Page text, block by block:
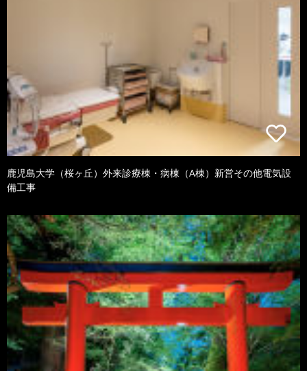
鹿児島大学（桜ヶ丘）外来診療棟・病棟（A棟）新営その他電気設
備工事